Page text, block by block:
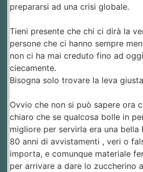
prepararsi ad una crisi globale.
Tieni presente che chi ci dirà la
persone che ci hanno sempre
non ci ha mai creduto fino ad
ciecamente.
Bisogna solo trovare la leva
Ovvio che non si può sapere ora
chiaro che se qualcosa bolle in
migliore per servirla era una bella
80 anni di avvistamenti , veri o
importa, e comunque materiale
per arrivare a dare lo zuccherino